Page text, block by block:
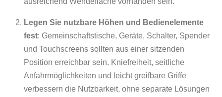
Legen Sie nutzbare Höhen und Bedienelemente
fest: Gemeinschaftstische, Geräte, Schalter, Spender
und Touchscreens sollten aus einer sitzenden
Position erreichbar sein. Kniefreiheit, seitliche
Anfahrmöglichkeiten und leicht greifbare Griffe
verbessern die Nutzbarkeit, ohne separate Lösungen